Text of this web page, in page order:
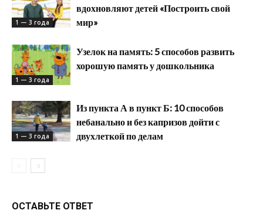
1 — 3 года
вдохновляют детей «Построить свой
мир»
1 — 3 года
Узелок на память: 5 способов развить
хорошую память у дошкольника
1 — 3 года
Из пункта А в пункт Б: 10 способов
небанально и без капризов дойти с
двухлеткой по делам
ОСТАВЬТЕ ОТВЕТ